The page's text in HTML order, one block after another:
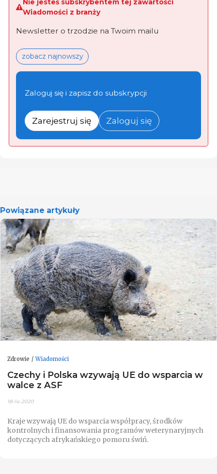
Nie jesteś subskrybentem tej zawartości
Wiadomości z branży
Newsletter o trzodzie na Twoim mailu
zobacz najnowszy
Zaloguj się i zapisz do subskrypcji
Zarejestruj się Zaloguj się
Powiązane artykuły
Zdrowie Wiadomości
Czechy i Polska wzywają UE do wsparcia w
walce z ASF
18-lis-2020
Kraje wzywają UE do wsparcia współpracy, środków
kontrolnych i finansowania programów weterynaryjnych
dotyczących afrykańskiego pomoru świń.